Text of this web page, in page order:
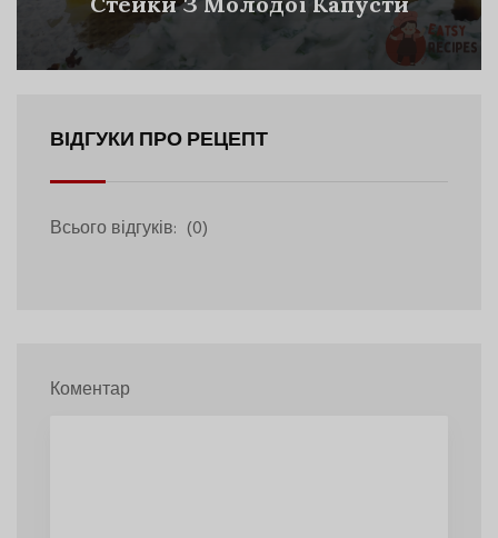
ВІДГУКИ ПРО РЕЦЕПТ
Всього відгуків: (0)
Коментар